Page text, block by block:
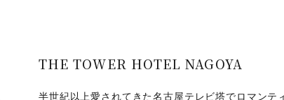
THE TOWER HOTEL NAGOYA
半世紀以上愛されてきた名古屋テレビ塔でロマンテ